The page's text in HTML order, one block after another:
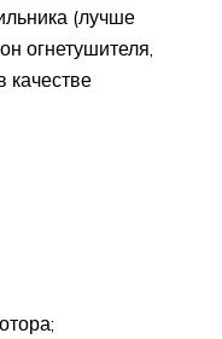
(лучше
огнетушителя,
качестве